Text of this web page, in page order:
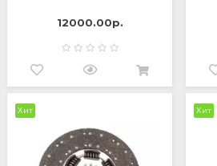
12000.00р.
Хит Хит